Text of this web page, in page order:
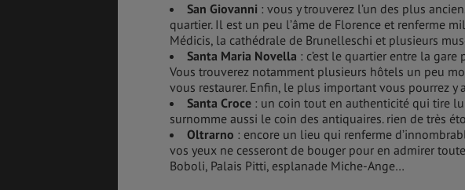
San Giovanni : vous y trouverez l’un des plus
quartier. Il est un peu l’âme de Florence et renferme
Médicis, la cathédrale de Brunelleschi et plusieurs
Santa Maria Novella : c’est le quartier entre la
Vous trouverez notamment plusieurs hôtels un peu
vous restaurer. Enfin, le plus important vous pourrez y
Santa Croce : un coin tout en authenticité qui tire
surnomme aussi le coin des antiquaires. rien de très
Oltrarno : encore un lieu qui renferme
vos yeux ne cesseront de bouger pour en admirer
Boboli, Palais Pitti, esplanade Miche-Ange…